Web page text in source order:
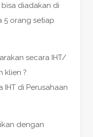
diadakan di
5 orang setiap
secara IHT/
klien ?
IHT di Perusahaan
dengan